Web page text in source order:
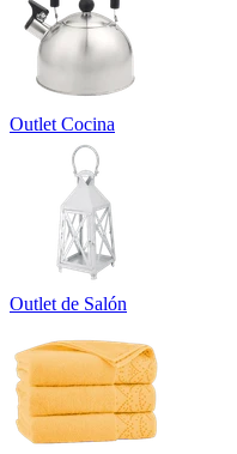
Outlet Cocina
Outlet de Salón